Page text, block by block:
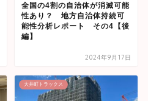
全国の4割の自治体が消滅可能
性あり？ 地方自治体持続可
能性分析レポート その4【後
編】
2024年9月17日
大井町トラックス